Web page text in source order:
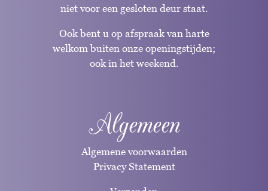
niet voor een gesloten deur staat.
Ook bent u op afspraak van harte
welkom buiten onze openingstijden;
ook in het weekend.
Algemeen
Algemene voorwaarden
Privacy Statement